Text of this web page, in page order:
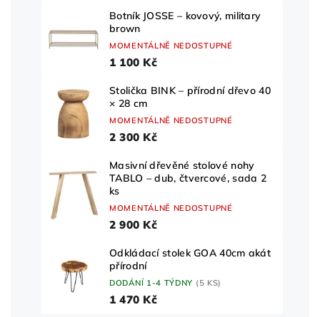
Botník JOSSE – kovový, military
brown
MOMENTÁLNĚ NEDOSTUPNÉ
1 100 Kč
Stolička BINK – přírodní dřevo 40
× 28 cm
MOMENTÁLNĚ NEDOSTUPNÉ
2 300 Kč
Masivní dřevěné stolové nohy
TABLO – dub, čtvercové, sada 2
ks
MOMENTÁLNĚ NEDOSTUPNÉ
2 900 Kč
Odkládací stolek GOA 40cm akát
přírodní
DODÁNÍ 1-4 TÝDNY (5 KS)
1 470 Kč